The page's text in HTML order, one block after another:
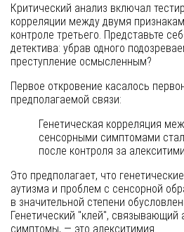
Критический анализ включал
корреляции между двумя
контроле третьего. Представьте
детектива: убрав одного
преступление осмысленным?
Первое откровение касалось
предполагаемой связи:
Генетическая корреляция
сенсорными симптомами
после контроля за
Это предполагает, что
аутизма и проблем с сенсорной
в значительной степени
Генетический "клей", связывающий
симптомы, — это алекситимия.